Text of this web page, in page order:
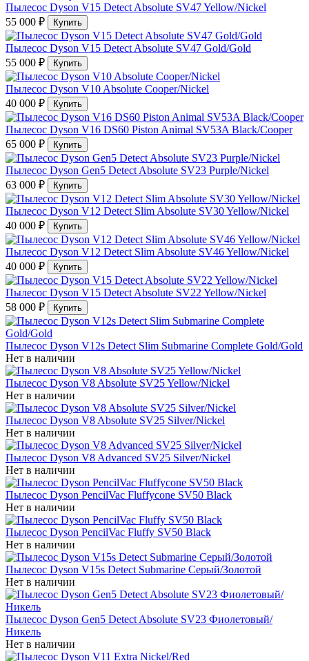
Пылесос Dyson V15 Detect Absolute SV47 Yellow/Nickel
55 000 ₽
Купить
Пылесос Dyson V15 Detect Absolute SV47 Gold/Gold
55 000 ₽
Купить
Пылесос Dyson V10 Absolute Cooper/Nickel
40 000 ₽
Купить
Пылесос Dyson V16 DS60 Piston Animal SV53A Black/Cooper
65 000 ₽
Купить
Пылесос Dyson Gen5 Detect Absolute SV23 Purple/Nickel
63 000 ₽
Купить
Пылесос Dyson V12 Detect Slim Absolute SV30 Yellow/Nickel
40 000 ₽
Купить
Пылесос Dyson V12 Detect Slim Absolute SV46 Yellow/Nickel
40 000 ₽
Купить
Пылесос Dyson V15 Detect Absolute SV22 Yellow/Nickel
58 000 ₽
Купить
Пылесос Dyson V12s Detect Slim Submarine Complete Gold/Gold
Нет в наличии
Пылесос Dyson V8 Absolute SV25 Yellow/Nickel
Нет в наличии
Пылесос Dyson V8 Absolute SV25 Silver/Nickel
Нет в наличии
Пылесос Dyson V8 Advanced SV25 Silver/Nickel
Нет в наличии
Пылесос Dyson PencilVac Fluffycone SV50 Black
Нет в наличии
Пылесос Dyson PencilVac Fluffy SV50 Black
Нет в наличии
Пылесос Dyson V15s Detect Submarine Серый/Золотой
Нет в наличии
Пылесос Dyson Gen5 Detect Absolute SV23 Фиолетовый/
Никель
Нет в наличии